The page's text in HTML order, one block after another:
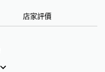
店家評價